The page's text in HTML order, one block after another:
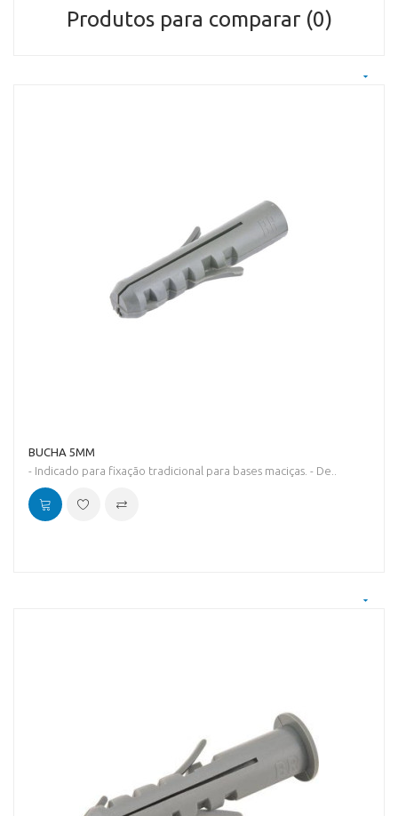
Produtos para comparar (0)
BUCHA 5MM
- Indicado para fixação tradicional para bases maciças. - De..